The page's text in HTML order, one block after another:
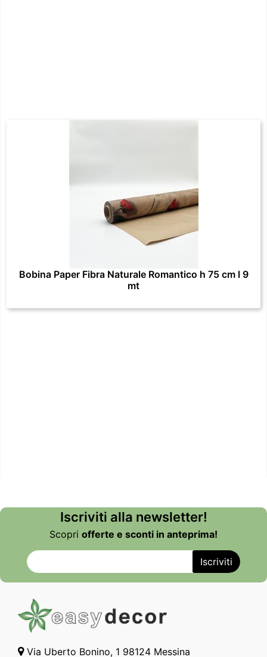
Bobina Paper Fibra Naturale Romantico h 75 cm l 9
mt
Iscriviti alla newsletter!
Scopri offerte e sconti in anteprima!
Via Uberto Bonino, 1 98124 Messina